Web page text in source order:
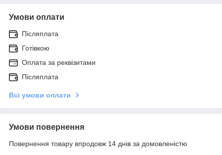
Умови оплати
Післяплата
Готівкою
Оплата за реквізитами
Післяплата
Всі умови оплати
Умови повернення
Повернення товару впродовж 14 днів за домовленістю